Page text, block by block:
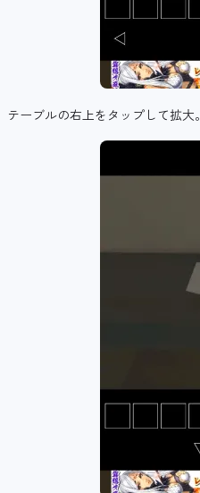
テーブルの右上をタップして拡大。